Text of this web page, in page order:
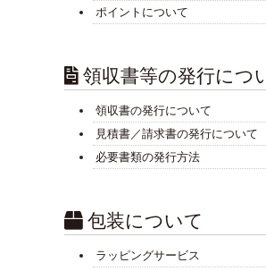
ポイントについて
領収書等の発行につ
領収書の発行について
見積書／請求書の発行について
必要書類の発行方法
包装について
ラッピングサービス